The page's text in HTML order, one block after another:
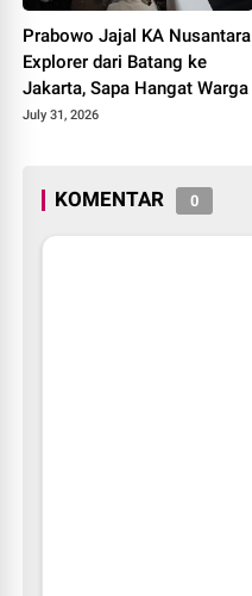
Prabowo Jajal KA Nusantara
Explorer dari Batang ke
Jakarta, Sapa Hangat Warga
July 31, 2026
KOMENTAR 0